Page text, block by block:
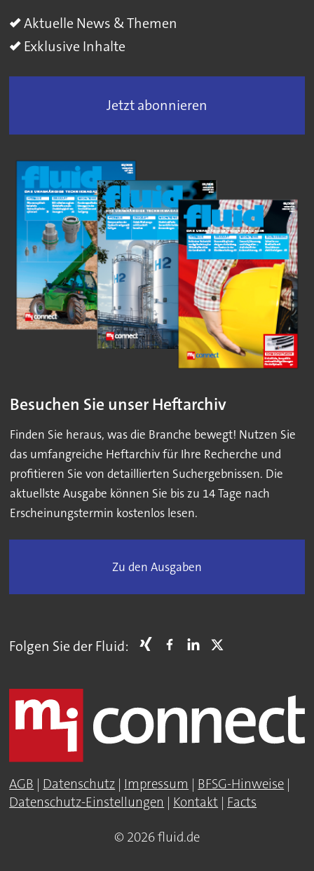
Aktuelle News & Themen
Exklusive Inhalte
Jetzt abonnieren
Besuchen Sie unser Heftarchiv
Finden Sie heraus, was die Branche bewegt! Nutzen Sie
das umfangreiche Heftarchiv für Ihre Recherche und
profitieren Sie von detaillierten Suchergebnissen. Die
aktuellste Ausgabe können Sie bis zu 14 Tage nach
Erscheinungstermin kostenlos lesen.
Zu den Ausgaben
Folgen Sie der Fluid:
AGB | Datenschutz | Impressum | BFSG-Hinweise |
Datenschutz-Einstellungen | Kontakt | Facts
© 2026 fluid.de